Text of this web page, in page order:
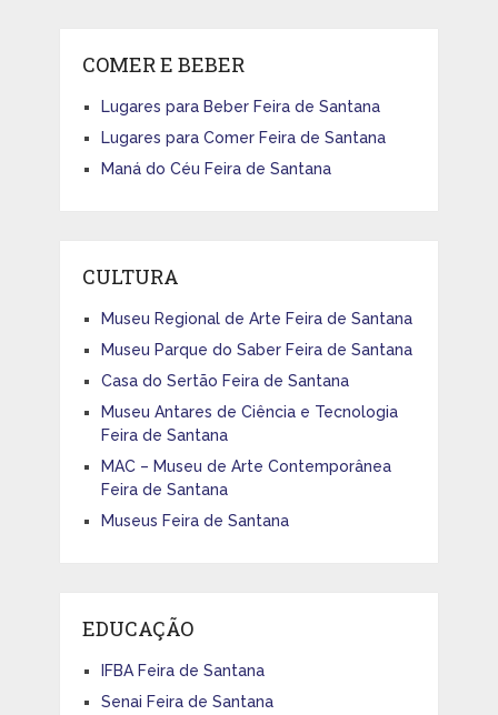
COMER E BEBER
Lugares para Beber Feira de Santana
Lugares para Comer Feira de Santana
Maná do Céu Feira de Santana
CULTURA
Museu Regional de Arte Feira de Santana
Museu Parque do Saber Feira de Santana
Casa do Sertão Feira de Santana
Museu Antares de Ciência e Tecnologia
Feira de Santana
MAC – Museu de Arte Contemporânea
Feira de Santana
Museus Feira de Santana
EDUCAÇÃO
IFBA Feira de Santana
Senai Feira de Santana